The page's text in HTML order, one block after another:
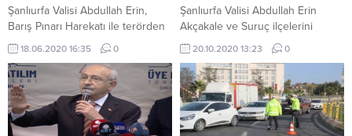
Şanlıurfa Valisi Abdullah Erin,
Barış Pınarı Harekatı ile terörden
temizlenen Suriye'nin Rasulayn
ilçesinde yapımı tamamlanan
hizmet binalarının açılışını
gerçekleştirdi.
18.06.2020 16:35 0
Şanlıurfa Valisi Abdullah Erin
Akçakale ve Suruç ilçelerini
ziyaret ederek incelemelerde
bulundu.
20.10.2020 13:23 0